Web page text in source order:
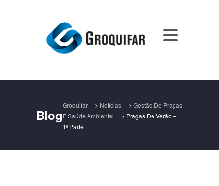
Blog
Groquifar > Notícias > Gestão De Pragas
E Saúde Ambiental
> Pragas De Verão –
1ª Parte